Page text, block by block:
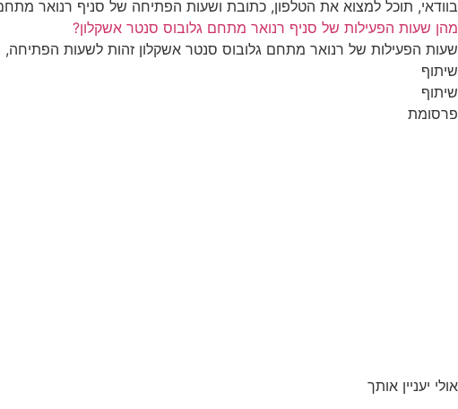
בוודאי, תוכל למצוא את הטלפון, כתובת ושעות הפתיחה של סניף רנואר
מהן שעות הפעילות של סניף רנואר מתחם גלובוס סנטר אשקלון?
שעות הפעילות של רנואר מתחם גלובוס סנטר אשקלון זהות לשעות
שיתוף
שיתוף
פרסומת
אולי יעניין אותך